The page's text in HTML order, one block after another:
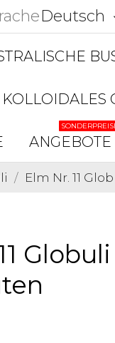
Deutsch
KOLLOIDALES
ANGEBOTE
Elm Nr. 11